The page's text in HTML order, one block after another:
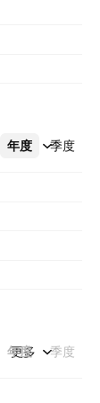
年度 季度
更多
年度 季度
更多